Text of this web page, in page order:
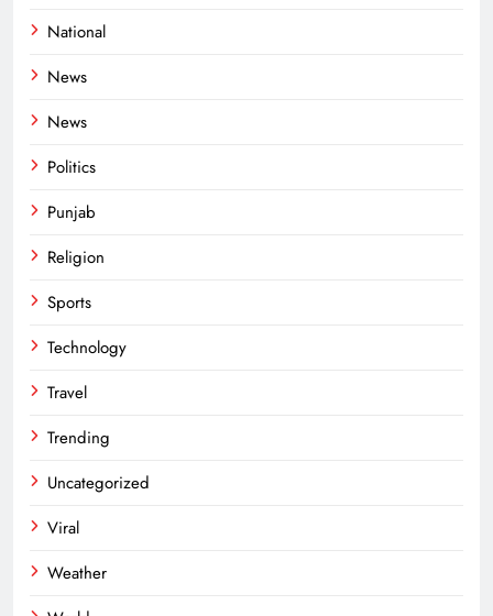
National
News
News
Politics
Punjab
Religion
Sports
Technology
Travel
Trending
Uncategorized
Viral
Weather